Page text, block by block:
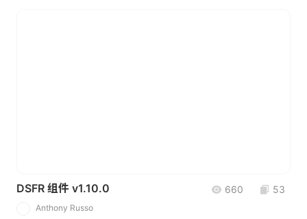
DSFR 组件 v1.10.0 660 53
Anthony Russo